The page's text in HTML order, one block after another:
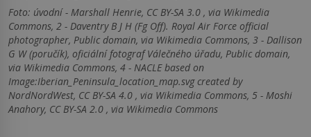
Foto: úvodní - Marshall Henrie, CC BY-SA 3.0 , via Wikimedia
Commons, 2 - Daventry B J H (Fg Off). Royal Air Force official
photographer, Public domain, via Wikimedia Commons, 3 - Dallison
G W (poručík), oficiální fotograf Válečného úřadu, Public domain,
via Wikimedia Commons, 4 - NACLE based on
Image:Iberian_Peninsula_location_map.svg created by
NordNordWest, CC BY-SA 4.0 , via Wikimedia Commons, 5 - Moshi
Anahory, CC BY-SA 2.0 , via Wikimedia Commons